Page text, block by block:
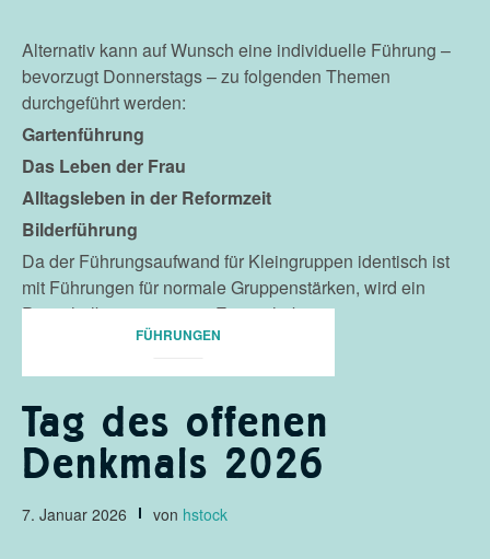
Alternativ kann auf Wunsch eine individuelle Führung –
bevorzugt Donnerstags – zu folgenden Themen
durchgeführt werden:
Gartenführung
Das Leben der Frau
Alltagsleben in der Reformzeit
Bilderführung
Da der Führungsaufwand für Kleingruppen identisch ist
mit Führungen für normale Gruppenstärken, wird ein
Pauschalbetrag von 180 Euro erhoben.
FÜHRUNGEN
Tag des offenen
Denkmals 2026
7. Januar 2026 von hstock